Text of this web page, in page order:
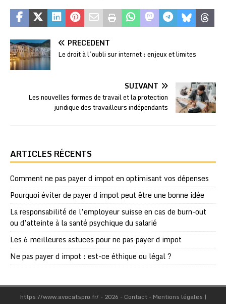
PRÉCÉDENT
Le droit à l’oubli sur internet : enjeux et limites
SUIVANT
Les nouvelles formes de travail et la protection
juridique des travailleurs indépendants
ARTICLES RÉCENTS
Comment ne pas payer d impot en optimisant vos dépenses
Pourquoi éviter de payer d impot peut être une bonne idée
La responsabilité de l’employeur suisse en cas de burn-out
ou d’atteinte à la santé psychique du salarié
Les 6 meilleures astuces pour ne pas payer d impot
Ne pas payer d impot : est-ce éthique ou légal ?
https://www.avocatspro.fr/ - 2026 - Contact - Mentions légales |